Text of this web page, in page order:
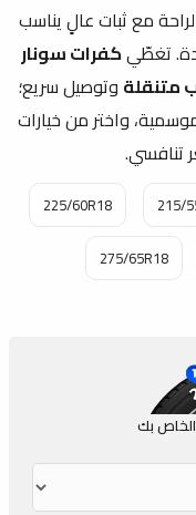
مع ثبات عالٍ يناسب
تغطّيكفرات سونار
متنقلة وتوصيل سريع؛
واختر من خيارات
تنافسي.
215/
225/60R18
275/65R18
بك